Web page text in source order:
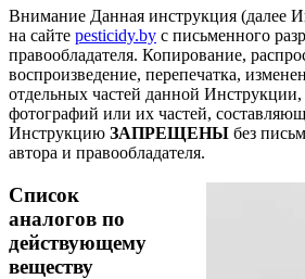
Внимание Данная инструкция (далее
на сайте pesticidy.by с письменного
правообладателя. Копирование,
воспроизведение, перепечатка,
отдельных частей данной
фотографий или их частей,
Инструкцию ЗАПРЕЩЕНЫ без
автора и правообладателя.
Список
аналогов по
действующему
веществу